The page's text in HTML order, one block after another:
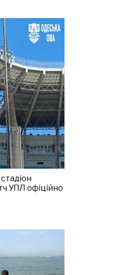
УПЛ офіційно